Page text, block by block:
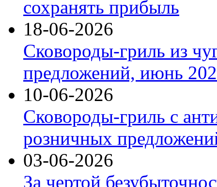
сохранять прибыль
18-06-2026
Сковороды-гриль из
предложений, июнь
10-06-2026
Сковороды-гриль с
розничных
03-06-2026
За чертой